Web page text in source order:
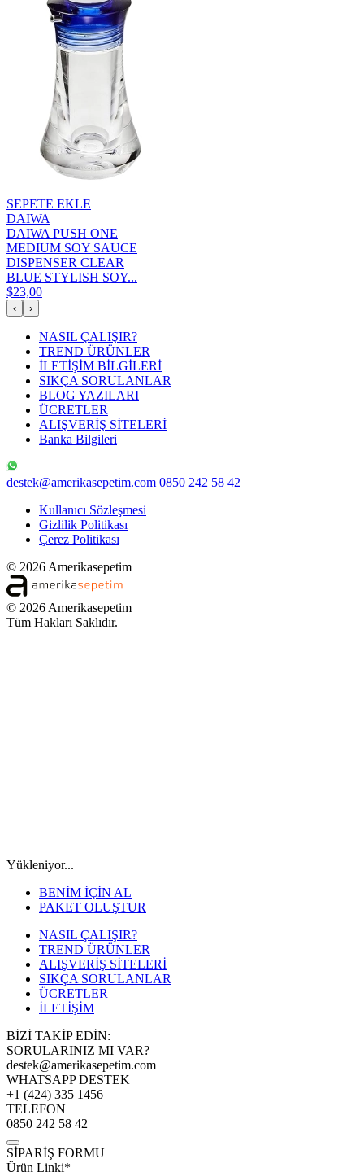
SEPETE EKLE
DAIWA
DAIWA PUSH ONE
MEDIUM SOY SAUCE
DISPENSER CLEAR
BLUE STYLISH SOY...
$23,00
‹ ›
NASIL ÇALIŞIR?
TREND ÜRÜNLER
İLETİŞİM BİLGİLERİ
SIKÇA SORULANLAR
BLOG YAZILARI
ÜCRETLER
ALIŞVERİŞ SİTELERİ
Banka Bilgileri
destek@amerikasepetim.com 0850 242 58 42
Kullanıcı Sözleşmesi
Gizlilik Politikası
Çerez Politikası
© 2026 Amerikasepetim
© 2026 Amerikasepetim
Tüm Hakları Saklıdır.
Yükleniyor...
BENİM İÇİN AL
PAKET OLUŞTUR
NASIL ÇALIŞIR?
TREND ÜRÜNLER
ALIŞVERİŞ SİTELERİ
SIKÇA SORULANLAR
ÜCRETLER
İLETİŞİM
BİZİ TAKİP EDİN:
SORULARINIZ MI VAR?
destek@amerikasepetim.com
WHATSAPP DESTEK
+1 (424) 335 1456
TELEFON
0850 242 58 42
SİPARİŞ FORMU
Ürün Linki*